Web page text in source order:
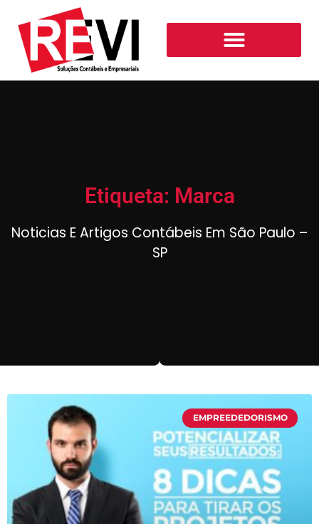
Etiqueta: Marca
Noticias E Artigos Contábeis Em São Paulo –
SP
EMPREEDEDORISMO